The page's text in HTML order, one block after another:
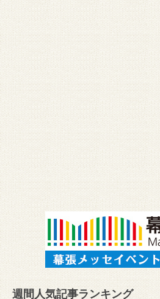
週間人気記事ランキング